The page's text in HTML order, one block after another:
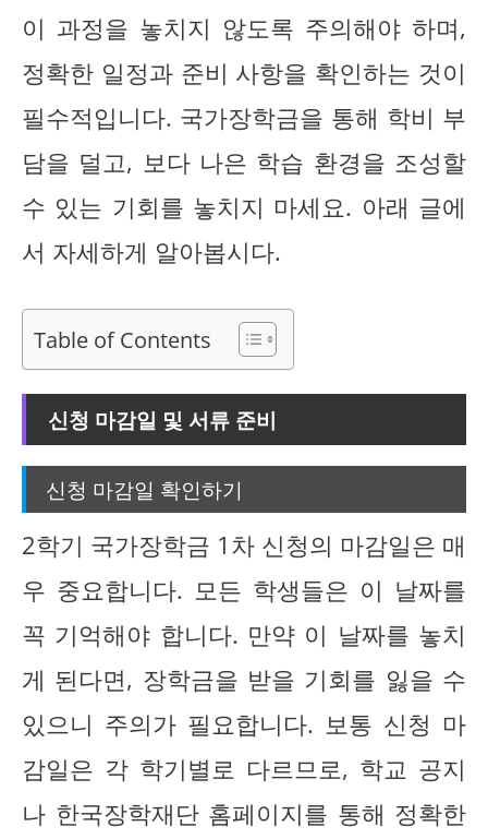
이 과정을 놓치지 않도록 주의해야 하며,
정확한 일정과 준비 사항을 확인하는 것이
필수적입니다. 국가장학금을 통해 학비 부
담을 덜고, 보다 나은 학습 환경을 조성할
수 있는 기회를 놓치지 마세요. 아래 글에
서 자세하게 알아봅시다.
Table of Contents
신청 마감일 및 서류 준비
신청 마감일 확인하기
2학기 국가장학금 1차 신청의 마감일은 매
우 중요합니다. 모든 학생들은 이 날짜를
꼭 기억해야 합니다. 만약 이 날짜를 놓치
게 된다면, 장학금을 받을 기회를 잃을 수
있으니 주의가 필요합니다. 보통 신청 마
감일은 각 학기별로 다르므로, 학교 공지
나 한국장학재단 홈페이지를 통해 정확한